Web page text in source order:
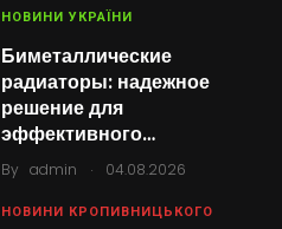
НОВИНИ УКРАЇНИ
Биметаллические
радиаторы: надежное
решение для
эффективного…
By admin . 04.08.2026
НОВИНИ КРОПИВНИЦЬКОГО